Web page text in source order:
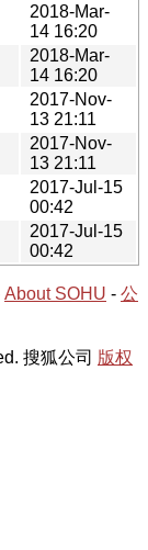
2018-Mar-
14 16:20
2018-Mar-
14 16:20
2017-Nov-
13 21:11
2017-Nov-
13 21:11
2017-Jul-15
00:42
2017-Jul-15
00:42
About SOHU - 公
搜狐公司 版权